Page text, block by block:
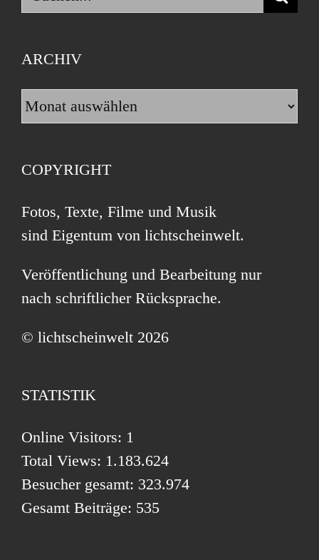
nach:
ARCHIV
Archiv
COPYRIGHT
Fotos, Texte, Filme und Musik
sind Eigentum von lichtscheinwelt.
Veröffentlichung und Bearbeitung nur
nach schriftlicher Rücksprache.
© lichtscheinwelt 2026
STATISTIK
Online Visitors: 1
Total Views: 1.183.624
Besucher gesamt: 323.974
Gesamt Beiträge: 535